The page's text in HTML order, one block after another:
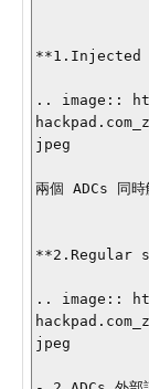
**1.Injected
.. image::
jpeg
兩個 ADCs 同
**2.Regular
.. image::
jpeg